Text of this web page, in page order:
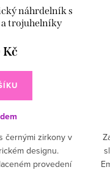
náhrdelník s
trojuhelníky
Kč
černými zirkony v
designu.
provedení